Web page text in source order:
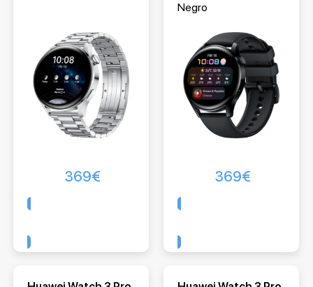
369€
Negro
369€